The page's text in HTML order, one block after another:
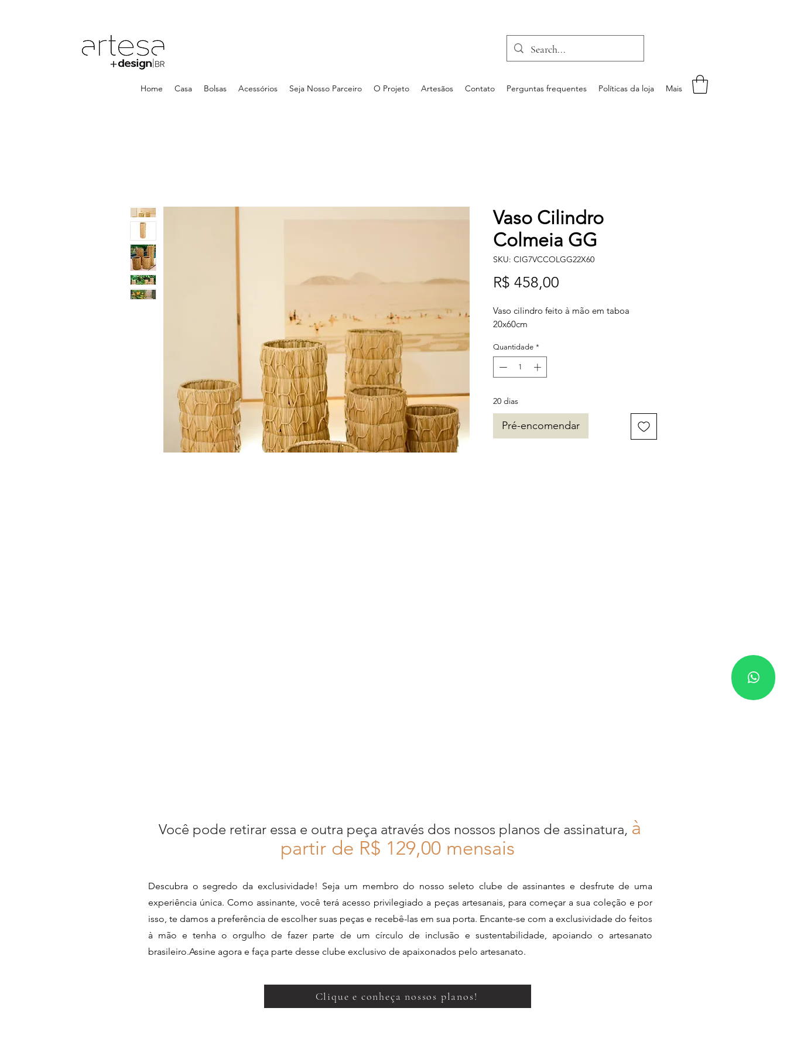
Home Casa Bolsas Acessórios Seja Nosso Parceiro O Projeto Artesãos Contato Perguntas frequentes Políticas da loja Mais
Vaso Cilindro
Colmeia GG
SKU: CIG7VCCOLGG22X60
R$ 458,00
Vaso cilindro feito à mão em taboa
20x60cm
Quantidade *
20 dias
Pré-encomendar
Você pode retirar essa e outra peça através dos nossos planos de assinatura, à
partir de R$ 129,00 mensais
Descubra o segredo da exclusividade! Seja um membro do nosso seleto clube de assinantes e desfrute de uma
experiência única. Como assinante, você terá acesso privilegiado a peças artesanais, para começar a sua coleção e por
isso, te damos a preferência de escolher suas peças e recebê-las em sua porta. Encante-se com a exclusividade do feitos
à mão e tenha o orgulho de fazer parte de um círculo de inclusão e sustentabilidade, apoiando o artesanato
brasileiro.Assine agora e faça parte desse clube exclusivo de apaixonados pelo artesanato.
Clique e conheça nossos planos!